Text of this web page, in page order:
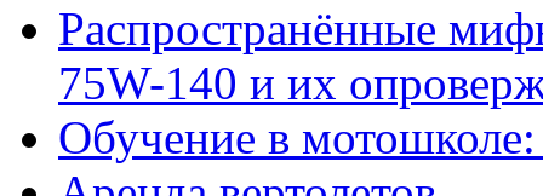
Распространённые
75W-140 и их
Обучение в